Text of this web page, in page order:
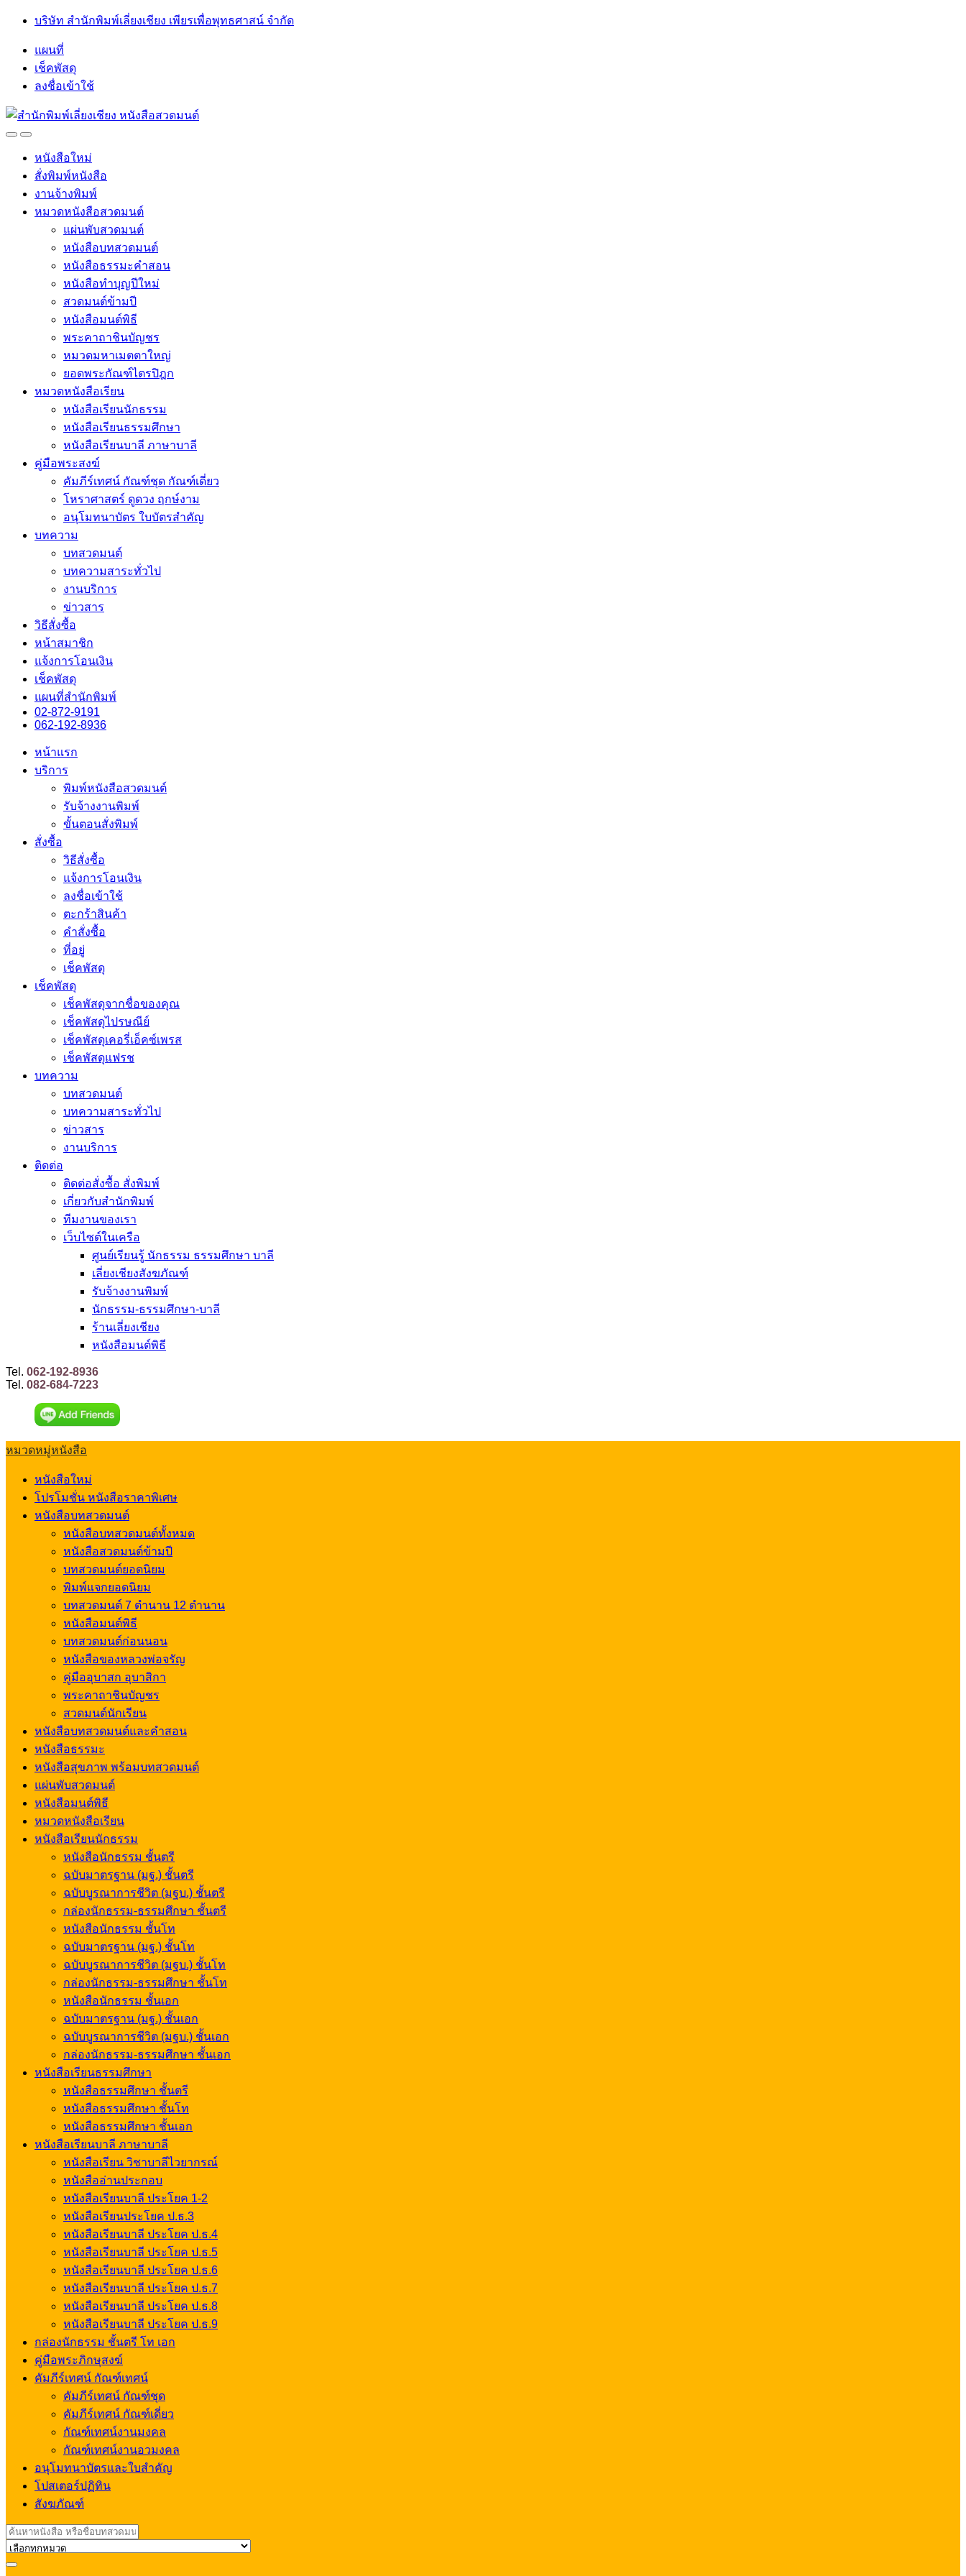
Skip
navigation
Skip
บริษัท สำนักพิมพ์เลี่ยงเชียง เพียรเพื่อพุทธศาสน์ จำกัด
แผนที่
เช็คพัสดุ
ลงชื่อเข้าใช้
OpenClose
หนังสือใหม่
สั่งพิมพ์หนังสือ
งานจ้างพิมพ์
หมวดหนังสือสวดมนต์
แผ่นพับสวดมนต์
หนังสือบทสวดมนต์
หนังสือธรรมะคำสอน
หนังสือทำบุญปีใหม่
สวดมนต์ข้ามปี
หนังสือมนต์พิธี
พระคาถาชินบัญชร
หมวดมหาเมตตาใหญ่
ยอดพระกัณฑ์ไตรปิฎก
หมวดหนังสือเรียน
หนังสือเรียนนักธรรม
หนังสือเรียนธรรมศึกษา
หนังสือเรียนบาลี ภาษาบาลี
คู่มือพระสงฆ์
คัมภีร์เทศน์ กัณฑ์ชุด กัณฑ์เดี่ยว
โหราศาสตร์ ดูดวง ฤกษ์งาม
อนุโมทนาบัตร ใบบัตรสำคัญ
บทความ
บทสวดมนต์
บทความสาระทั่วไป
งานบริการ
ข่าวสาร
วิธีสั่งซื้อ
หน้าสมาชิก
แจ้งการโอนเงิน
เช็คพัสดุ
แผนที่สำนักพิมพ์
02-872-9191
062-192-8936
หน้าแรก
บริการ
พิมพ์หนังสือสวดมนต์
รับจ้างงานพิมพ์
ขั้นตอนสั่งพิมพ์
สั่งซื้อ
วิธีสั่งซื้อ
แจ้งการโอนเงิน
ลงชื่อเข้าใช้
ตะกร้าสินค้า
คำสั่งซื้อ
ที่อยู่
เช็คพัสดุ
เช็คพัสดุ
เช็คพัสดุจากชื่อของคุณ
เช็คพัสดุไปรษณีย์
เช็คพัสดุเคอรี่เอ็คซ์เพรส
เช็คพัสดุแฟรช
บทความ
บทสวดมนต์
บทความสาระทั่วไป
ข่าวสาร
งานบริการ
ติดต่อ
ติดต่อสั่งซื้อ สั่งพิมพ์
เกี่ยวกับสำนักพิมพ์
ทีมงานของเรา
เว็บไซต์ในเครือ
ศูนย์เรียนรู้ นักธรรม ธรรมศึกษา บาลี
เลี่ยงเชียงสังฆภัณฑ์
รับจ้างงานพิมพ์
นักธรรม-ธรรมศึกษา-บาลี
ร้านเลี่ยงเชียง
หนังสือมนต์พิธี
Tel. 062-192-8936
Tel. 082-684-7223
หมวดหมู่หนังสือ
หนังสือใหม่
โปรโมชั่น หนังสือราคาพิเศษ
หนังสือบทสวดมนต์
หนังสือบทสวดมนต์ทั้งหมด
หนังสือสวดมนต์ข้ามปี
บทสวดมนต์ยอดนิยม
พิมพ์แจกยอดนิยม
บทสวดมนต์ 7 ตำนาน 12 ตำนาน
หนังสือมนต์พิธี
บทสวดมนต์ก่อนนอน
หนังสือของหลวงพ่อจรัญ
คู่มืออุบาสก อุบาสิกา
พระคาถาชินบัญชร
สวดมนต์นักเรียน
หนังสือบทสวดมนต์และคำสอน
หนังสือธรรมะ
หนังสือสุขภาพ พร้อมบทสวดมนต์
แผ่นพับสวดมนต์
หนังสือมนต์พิธี
หมวดหนังสือเรียน
หนังสือเรียนนักธรรม
หนังสือนักธรรม ชั้นตรี
ฉบับมาตรฐาน (มฐ.) ชั้นตรี
ฉบับบูรณาการชีวิต (มฐบ.) ชั้นตรี
กล่องนักธรรม-ธรรมศึกษา ชั้นตรี
หนังสือนักธรรม ชั้นโท
ฉบับมาตรฐาน (มฐ.) ชั้นโท
ฉบับบูรณาการชีวิต (มฐบ.) ชั้นโท
กล่องนักธรรม-ธรรมศึกษา ชั้นโท
หนังสือนักธรรม ชั้นเอก
ฉบับมาตรฐาน (มฐ.) ชั้นเอก
ฉบับบูรณาการชีวิต (มฐบ.) ชั้นเอก
กล่องนักธรรม-ธรรมศึกษา ชั้นเอก
หนังสือเรียนธรรมศึกษา
หนังสือธรรมศึกษา ชั้นตรี
หนังสือธรรมศึกษา ชั้นโท
หนังสือธรรมศึกษา ชั้นเอก
หนังสือเรียนบาลี ภาษาบาลี
หนังสือเรียน วิชาบาลีไวยากรณ์
หนังสืออ่านประกอบ
หนังสือเรียนบาลี ประโยค 1-2
หนังสือเรียนประโยค ป.ธ.3
หนังสือเรียนบาลี ประโยค ป.ธ.4
หนังสือเรียนบาลี ประโยค ป.ธ.5
หนังสือเรียนบาลี ประโยค ป.ธ.6
หนังสือเรียนบาลี ประโยค ป.ธ.7
หนังสือเรียนบาลี ประโยค ป.ธ.8
หนังสือเรียนบาลี ประโยค ป.ธ.9
กล่องนักธรรม ชั้นตรี โท เอก
คู่มือพระภิกษุสงฆ์
คัมภีร์เทศน์ กัณฑ์เทศน์
คัมภีร์เทศน์ กัณฑ์ชุด
คัมภีร์เทศน์ กัณฑ์เดี่ยว
กัณฑ์เทศน์งานมงคล
กัณฑ์เทศน์งานอวมงคล
อนุโมทนาบัตรและใบสำคัญ
โปสเตอร์ปฏิทิน
สังฆภัณฑ์
Search
for: